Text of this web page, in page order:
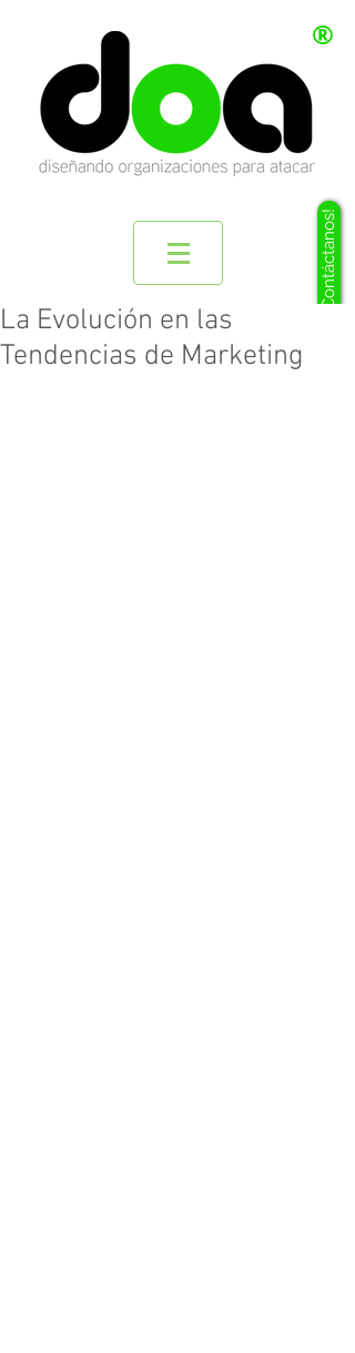
®
¡Contáctanos!
La Evolución en las
Tendencias de Marketing